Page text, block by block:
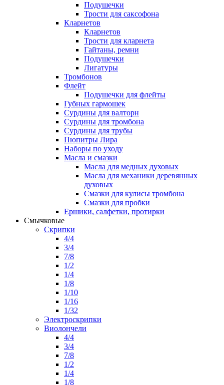
Подушечки
Трости для саксофона
Кларнетов
Кларнетов
Трости для кларнета
Гайтаны, ремни
Подушечки
Лигатуры
Тромбонов
Флейт
Подушечки для флейты
Губных гармошек
Сурдины для валторн
Сурдины для тромбона
Сурдины для трубы
Пюпитры Лира
Наборы по уходу
Масла и смазки
Масла для медных духовых
Масла для механики деревянных
духовых
Смазки для кулисы тромбона
Смазки для пробки
Ершики, салфетки, протирки
Смычковые
Скрипки
4/4
3/4
7/8
1/2
1/4
1/8
1/10
1/16
1/32
Электроскрипки
Виолончели
4/4
3/4
7/8
1/2
1/4
1/8